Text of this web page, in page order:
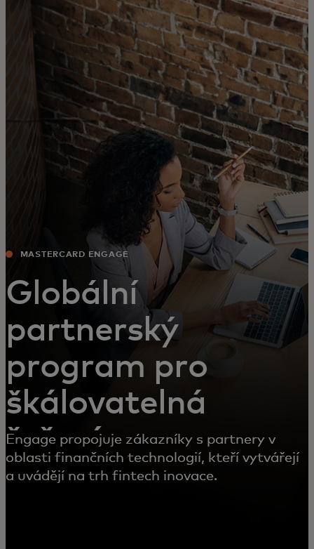
Pro vás
Pro firmy
Pro svět
Pro inovátory
Novinky a trendy
MASTERCARD ENGAGE
Globální
partnerský
program pro
škálovatelná
řešení
Engage propojuje zákazníky s partnery v
oblasti finančních technologií, kteří vytvářejí
a uvádějí na trh fintech inovace.